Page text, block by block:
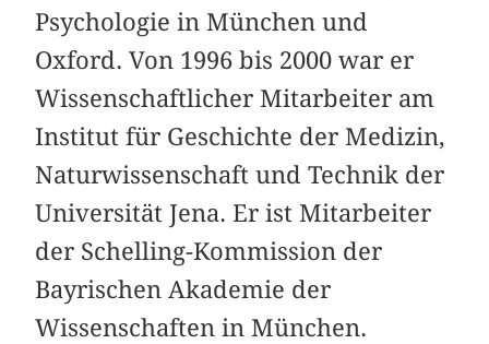
Psychologie in München und
Oxford. Von 1996 bis 2000 war er
Wissenschaftlicher Mitarbeiter am
Institut für Geschichte der Medizin,
Naturwissenschaft und Technik der
Universität Jena. Er ist Mitarbeiter
der Schelling-Kommission der
Bayrischen Akademie der
Wissenschaften in München.